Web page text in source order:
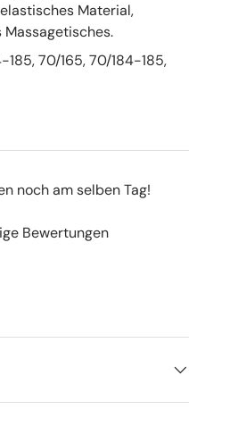
Material,
70/165, 70/184-185,
noch am selben Tag!
Bewertungen